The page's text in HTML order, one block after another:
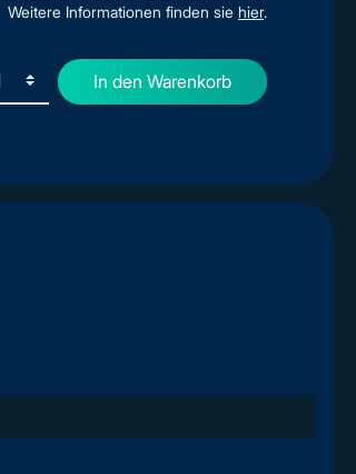
Weitere Informationen finden sie hier.
In den Warenkorb